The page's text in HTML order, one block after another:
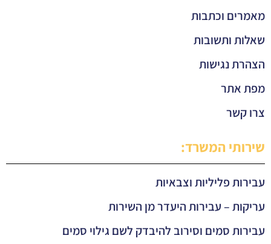
מאמרים וכתבות
שאלות ותשובות
הצהרת נגישות
מפת אתר
צרו קשר
שירותי המשרד:
עבירות פליליות וצבאיות
עריקות – עבירות היעדר מן השירות
עבירות סמים וסירוב להיבדק לשם גילוי סמים